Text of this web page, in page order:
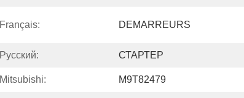
Français: DEMARREURS
Pусский: СТАРТЕР
Mitsubishi: M9T82479